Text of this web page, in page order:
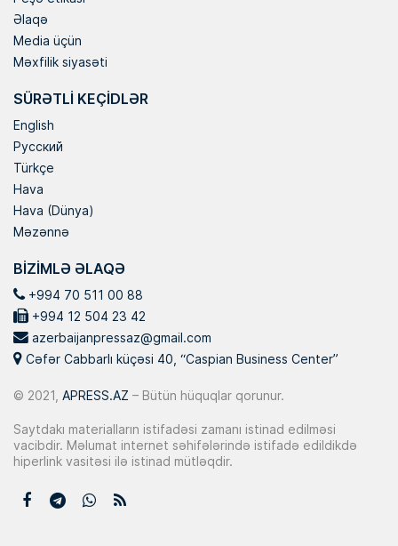
Əlaqə
Media üçün
Məxfilik siyasəti
SÜRƏTLI KEÇIDLƏR
English
Русский
Türkçe
Hava
Hava (Dünya)
Məzənnə
BIZIMLƏ ƏLAQƏ
+994 70 511 00 88
+994 12 504 23 42
azerbaijanpressaz@gmail.com
Cəfər Cabbarlı küçəsi 40, “Caspian Business Center”
© 2021, APRESS.AZ – Bütün hüquqlar qorunur.
Saytdakı materialların istifadəsi zamanı istinad edilməsi
vacibdir. Məlumat internet səhifələrində istifadə edildikdə
hiperlink vasitəsi ilə istinad mütləqdir.